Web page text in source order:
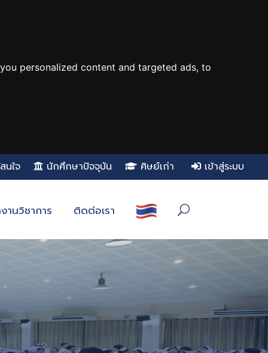
personalized content and targeted ads, to
นใจ นักศึกษาปัจจุบัน ศิษย์เก่า เข้าสู่ระบบ
านวิชาการ ติดต่อเรา